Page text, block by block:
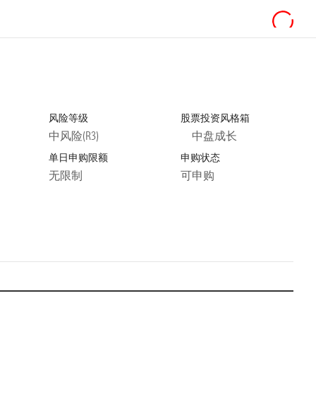
风险等级
中风险(R3)
股票投资风格箱
中盘成长
单日申购限额
无限制
申购状态
可申购